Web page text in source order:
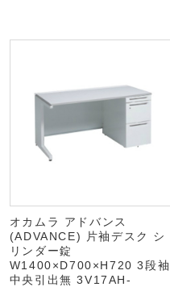
オカムラ アドバンス
(ADVANCE) 片袖デスク シ
リンダー錠
W1400×D700×H720 3段袖
中央引出無 3V17AH-